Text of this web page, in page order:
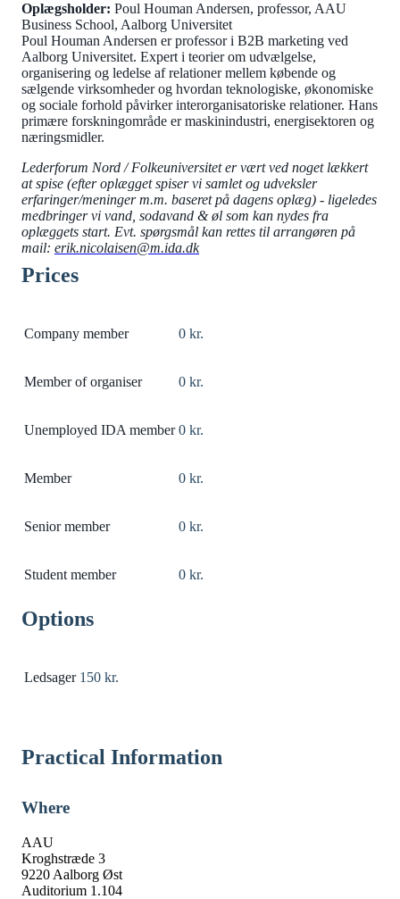
Oplægsholder: Poul Houman Andersen, professor, AAU
Business School, Aalborg Universitet
Poul Houman Andersen er professor i B2B marketing ved
Aalborg Universitet. Expert i teorier om udvælgelse,
organisering og ledelse af relationer mellem købende og
sælgende virksomheder og hvordan teknologiske, økonomiske
og sociale forhold påvirker interorganisatoriske relationer. Hans
primære forskningområde er maskinindustri, energisektoren og
næringsmidler.
Lederforum Nord / Folkeuniversitet er vært ved noget lækkert
at spise (efteroplægget spiser vi samlet og udveksler
erfaringer/meninger m.m. baseret på dagens oplæg) - ligeledes
medbringer vi vand, sodavand & øl som kan nydes fra
oplæggets start. Evt. spørgsmål kan rettes til arrangøren på
mail: erik.nicolaisen@m.ida.dk
Prices
Company member 0 kr.
Member of organiser 0 kr.
Unemployed IDA member 0 kr.
Member 0 kr.
Senior member 0 kr.
Student member 0 kr.
Options
Ledsager 150 kr.
Practical Information
Where
AAU
Kroghstræde 3
9220 Aalborg Øst
Auditorium 1.104